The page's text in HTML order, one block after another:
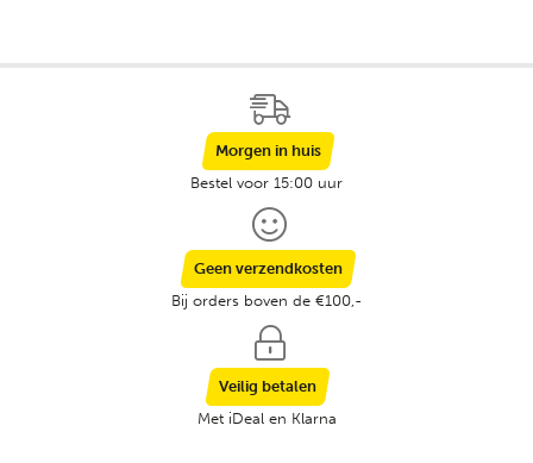
Morgen in huis
Bestel voor 15:00 uur
Geen verzendkosten
Bij orders boven de €100,-
Veilig betalen
Met iDeal en Klarna